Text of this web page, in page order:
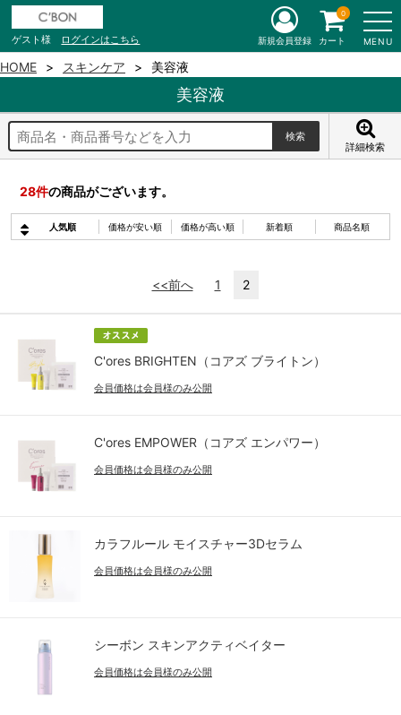
ゲスト様 ログインはこちら MENU
新規会員登録 カート
0
HOME スキンケア 美容液
美容液
詳細検索
28件の商品がございます。
人気順 価格が安い順 価格が高い順 新着順 商品名順
<<前へ 1 2
C'ores BRIGHTEN（コアズ ブライトン）
会員価格は会員様のみ公開
C'ores EMPOWER（コアズ エンパワー）
会員価格は会員様のみ公開
カラフルール モイスチャー3Dセラム
会員価格は会員様のみ公開
シーボン スキンアクティベイター
会員価格は会員様のみ公開